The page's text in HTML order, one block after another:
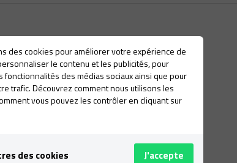
des cookies pour améliorer votre expérience de
le contenu et les publicités, pour
fonctionnalités des médias sociaux ainsi que pour
trafic. Découvrez comment nous utilisons les
vous pouvez les contrôler en cliquant sur
des cookies J'accepte